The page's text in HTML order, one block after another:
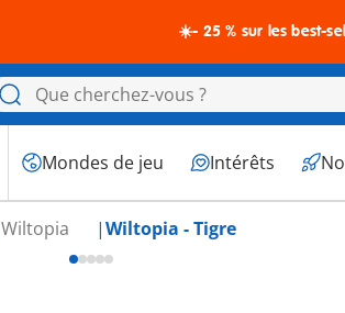
☀️- 25 % sur les best-
Mondes de jeu Intérêts
Wiltopia Wiltopia - Tigre